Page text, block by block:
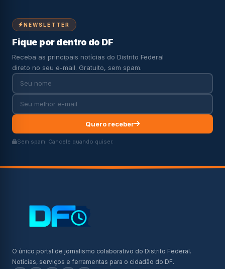
NEWSLETTER
Fique por dentro do DF
Receba as principais notícias do Distrito Federal
direto no seu e-mail. Gratuito, sem spam.
Quero receber
Sem spam. Cancele quando quiser.
O único portal de jornalismo colaborativo do Distrito Federal.
Notícias, serviços e ferramentas para o cidadão do DF.